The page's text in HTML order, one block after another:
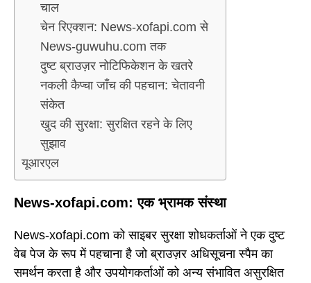
चाल
चेन रिएक्शन: News-xofapi.com से
News-guwuhu.com तक
दुष्ट ब्राउज़र नोटिफिकेशन के खतरे
नकली कैप्चा जाँच की पहचान: चेतावनी
संकेत
खुद की सुरक्षा: सुरक्षित रहने के लिए
सुझाव
यूआरएल
News-xofapi.com: एक भ्रामक संस्था
News-xofapi.com को साइबर सुरक्षा शोधकर्ताओं ने एक दुष्ट
वेब पेज के रूप में पहचाना है जो ब्राउज़र अधिसूचना स्पैम का
समर्थन करता है और उपयोगकर्ताओं को अन्य संभावित असुरक्षित